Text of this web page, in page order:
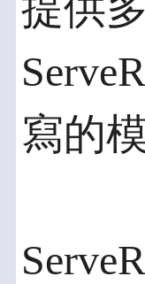
寫的